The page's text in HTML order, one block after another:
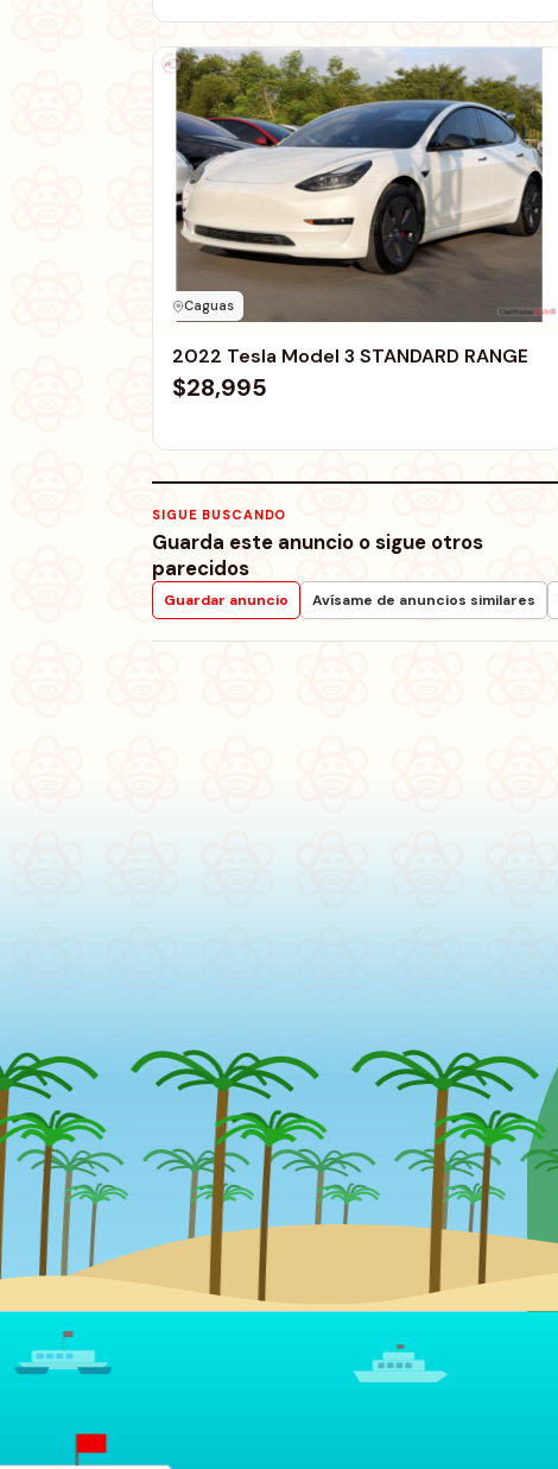
Caguas
2022 Tesla Model 3 STANDARD RANGE
$28,995
SIGUE BUSCANDO
Guarda este anuncio o sigue otros
parecidos
Guardar anuncio Avísame de anuncios similares